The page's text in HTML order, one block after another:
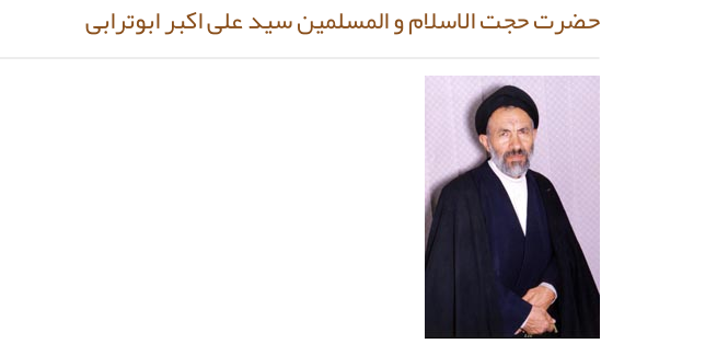
حضرت حجت الاسلام و المسلمین سید علی اکبر ابوترابی